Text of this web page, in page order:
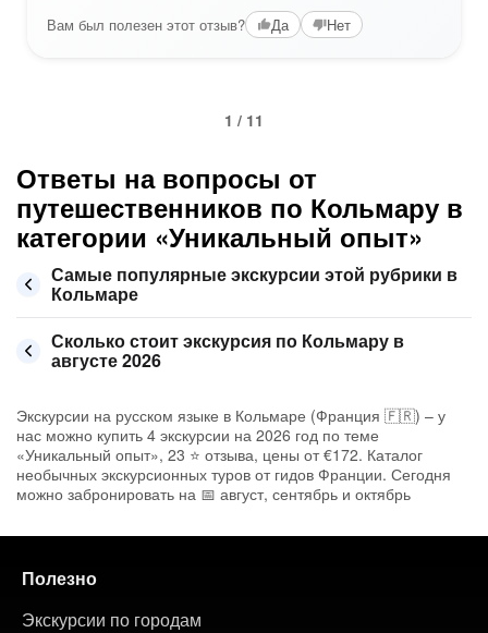
Вам был полезен этот отзыв? Да Нет
1 / 11
Ответы на вопросы от
путешественников по Кольмару в
категории «Уникальный опыт»
Самые популярные экскурсии этой рубрики в
Кольмаре
Сколько стоит экскурсия по Кольмару в
августе 2026
Экскурсии на русском языке в Кольмаре (Франция 🇫🇷) – у
нас можно купить 4 экскурсии на 2026 год по теме
«Уникальный опыт», 23 ⭐ отзыва, цены от €172. Каталог
необычных экскурсионных туров от гидов Франции. Сегодня
можно забронировать на 📅 август, сентябрь и октябрь
Полезно
Экскурсии по городам